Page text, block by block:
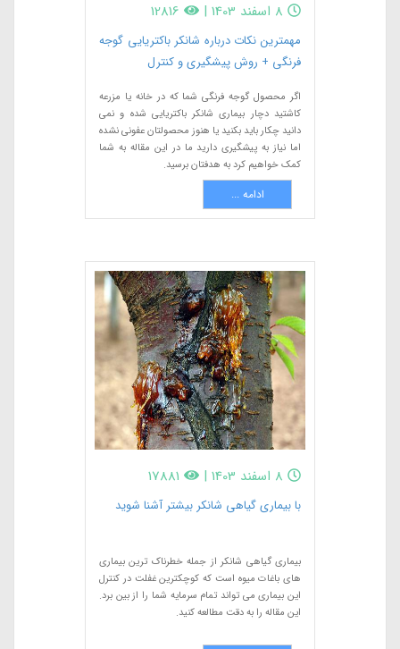
8 اسفند 1403 |
12816
مهمترین نکات درباره شانکر باکتریایی گوجه
فرنگی + روش پیشگیری و کنترل
اگر محصول گوجه فرنگی شما که در خانه یا مزرعه
کاشتید دچار بیماری شانکر باکتریایی شده و نمی
دانید چکار باید بکنید یا هنوز محصولتان عفونی نشده
اما نیاز به پیشگیری دارید ما در این مقاله به شما
کمک خواهیم کرد به هدفتان برسید.
ادامه ...
8 اسفند 1403 |
17881
با بیماری گیاهی شانکر بیشتر آشنا شوید
بیماری گیاهی شانکر از جمله خطرناک ترین بیماری
های باغات میوه است که کوچکترین غفلت در کنترل
این بیماری می تواند تمام سرمایه شما را از بین برد.
این مقاله را به دقت مطالعه کنید.